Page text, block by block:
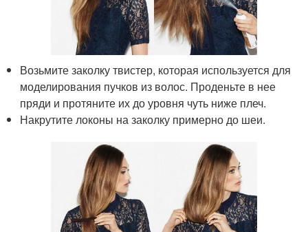
Возьмите заколку твистер, которая используется для
моделирования пучков из волос. Проденьте в нее
пряди и протяните их до уровня чуть ниже плеч.
Накрутите локоны на заколку примерно до шеи.